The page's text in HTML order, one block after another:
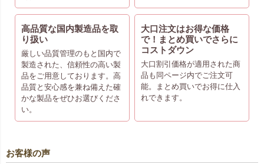
高品質な国内製造品を取
り扱い
厳しい品質管理のもと国内で
製造された、信頼性の高い製
品をご用意しております。高
品質と安心感を兼ね備えた確
かな製品をぜひお選びくださ
い。
大口注文はお得な価格
で！まとめ買いでさらに
コストダウン
大口割引価格が適用された商
品も同ページ内でご注文可
能。まとめ買いでお得に仕入
れできます。
お客様の声